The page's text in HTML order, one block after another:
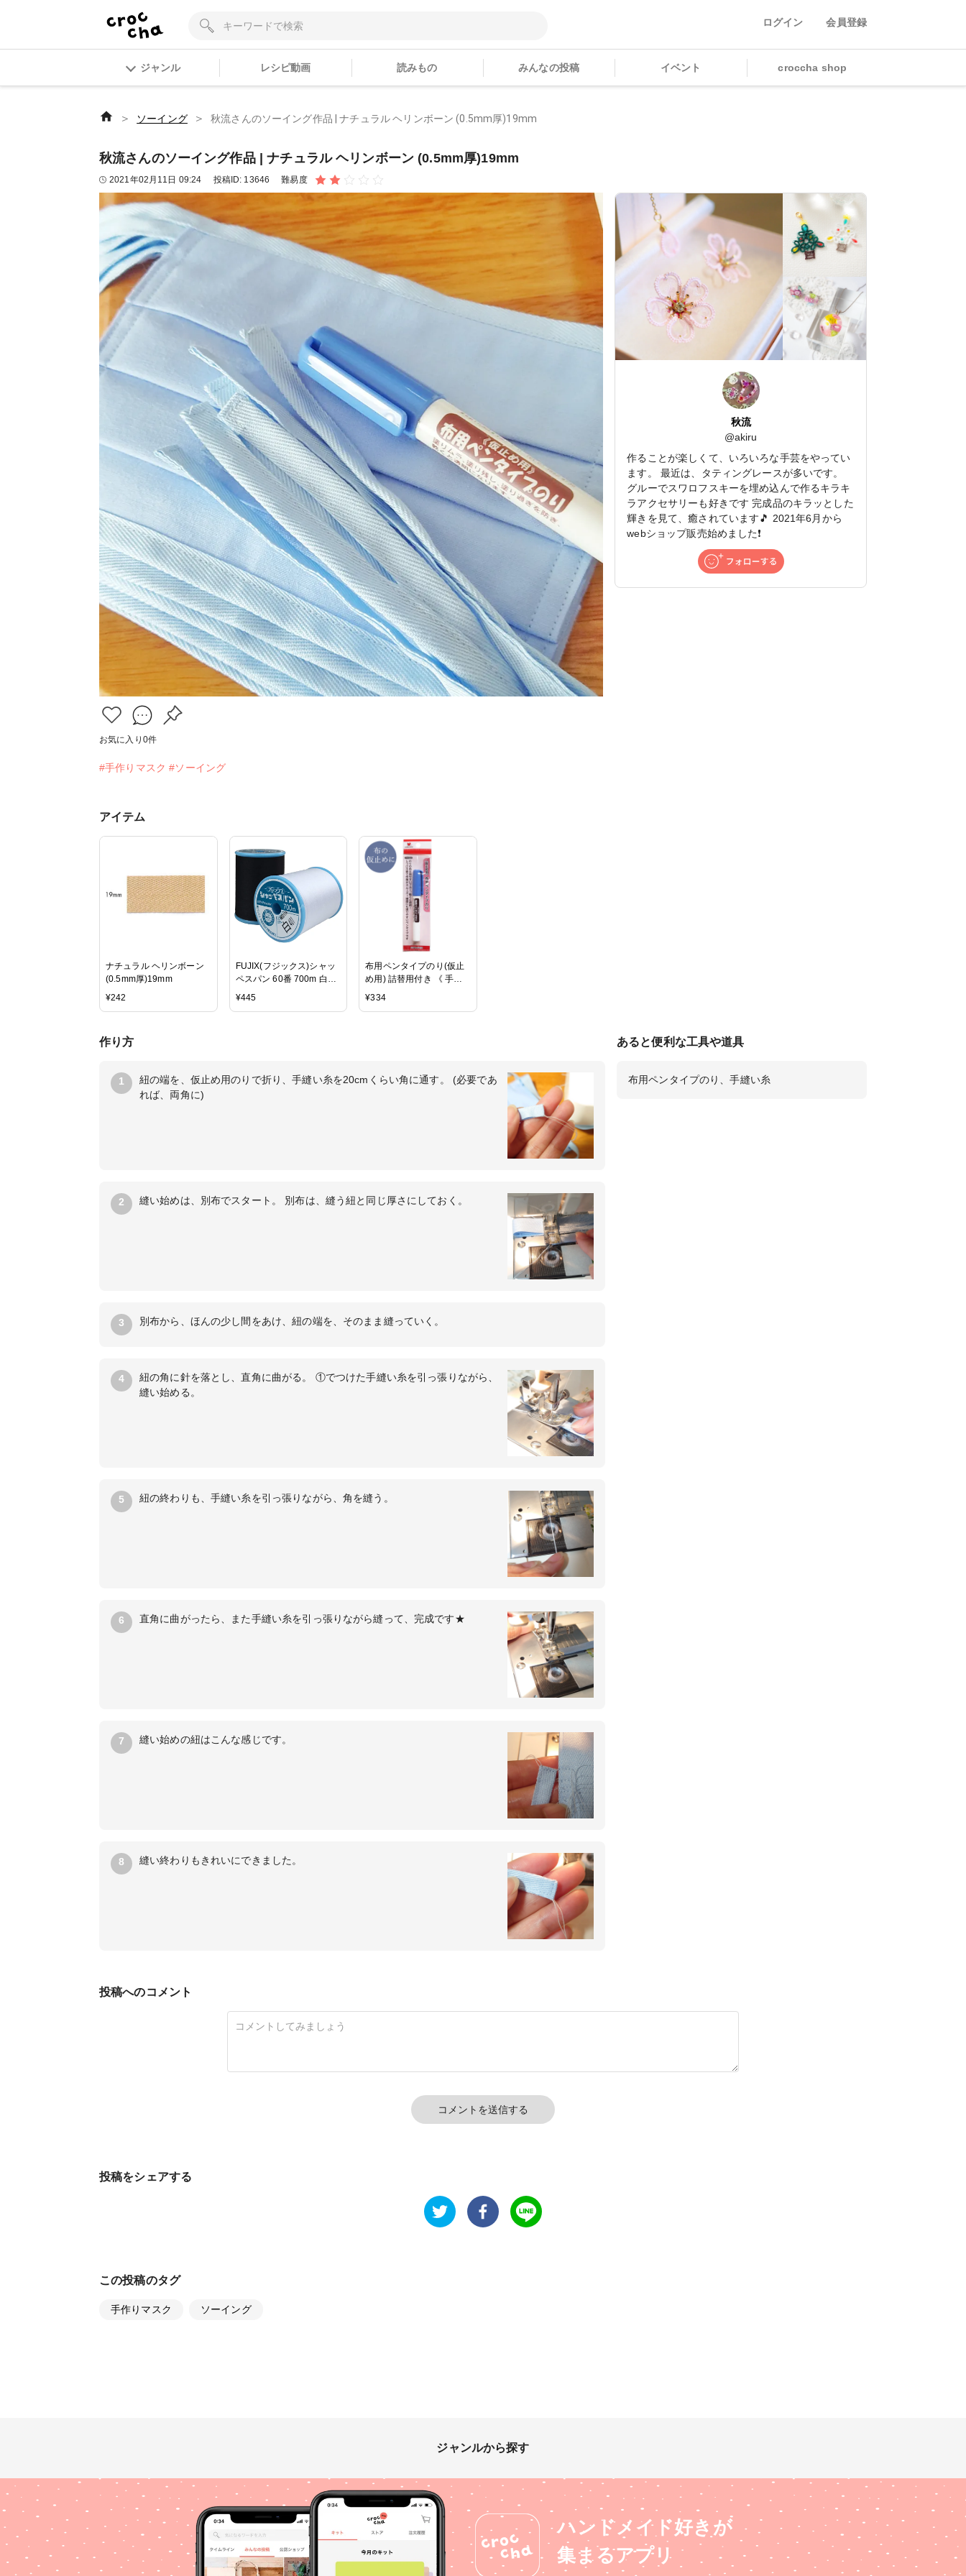
ログイン 会員登録
ジャンル レシピ動画 読みもの みんなの投稿 イベント croccha shop
＞ ソーイング ＞ 秋流さんのソーイング作品 | ナチュラル ヘリンボーン (0.5mm厚)19mm
秋流さんのソーイング作品 | ナチュラル ヘリンボーン (0.5mm厚)19mm
2021年02月11日 09:24 投稿ID: 13646 難易度
お気に入り 0件
#手作りマスク #ソーイング
秋流
@akiru
作ることが楽しくて、いろいろな手芸をやってい
ます。 最近は、タティングレースが多いです。
グルーでスワロフスキーを埋め込んで作るキラキ
ラアクセサリーも好きです 完成品のキラッとした
輝きを見て、癒されています🎵 2021年6月から
webショップ販売始めました❗
アイテム
ナチュラル ヘリンボーン
(0.5mm厚)19mm
¥242
FUJIX(フジックス)シャッ
ペスパン 60番 700m 白
黒 生成 103,108 各色 |
¥445
布用ペンタイプのり(仮止
め用) 詰替用付き 《 手芸
ボンド 手芸用 接着剤 布用
¥334
作り方
1
紐の端を、仮止め用のりで折り、手縫い糸を20cmくらい角に通す。 (必要であ
れば、両角に)
2 縫い始めは、別布でスタート。 別布は、縫う紐と同じ厚さにしておく。
3 別布から、ほんの少し間をあけ、紐の端を、そのまま縫っていく。
4
紐の角に針を落とし、直角に曲がる。 ①でつけた手縫い糸を引っ張りながら、
縫い始める。
5 紐の終わりも、手縫い糸を引っ張りながら、角を縫う。
6 直角に曲がったら、また手縫い糸を引っ張りながら縫って、完成です★
7 縫い始めの紐はこんな感じです。
8 縫い終わりもきれいにできました。
あると便利な工具や道具
布用ペンタイプのり、手縫い糸
投稿へのコメント
コメントを送信する
投稿をシェアする
この投稿のタグ
手作りマスク ソーイング
ジャンルから探す
ハンドメイド好きが
集まるアプリ